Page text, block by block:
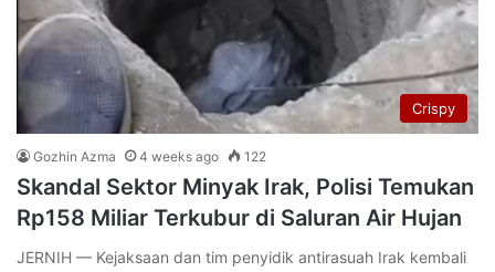
Crispy
Gozhin Azma 4 weeks ago 122
Skandal Sektor Minyak Irak, Polisi Temukan
Rp158 Miliar Terkubur di Saluran Air Hujan
JERNIH — Kejaksaan dan tim penyidik antirasuah Irak kembali